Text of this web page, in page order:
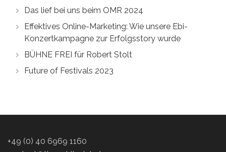
Das lief bei uns beim OMR 2024
Effektives Online-Marketing: Wie unsere Ebi-
Konzertkampagne zur Erfolgsstory wurde
BÜHNE FREI für Robert Stolt
Future of Festivals 2023
+49 (0) 40 6969 1160